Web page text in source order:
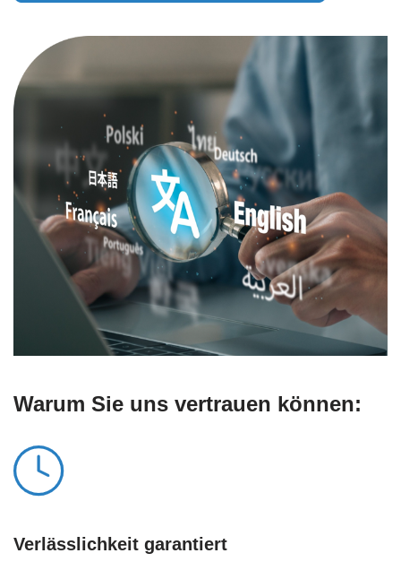
Warum Sie uns vertrauen können:
Verlässlichkeit garantiert